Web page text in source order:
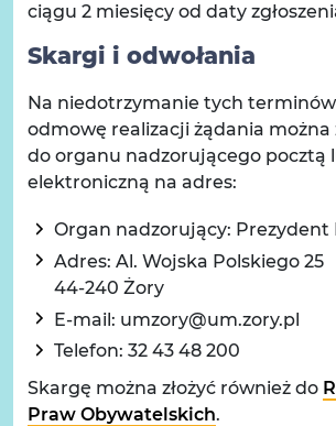
ciągu 2 miesięcy od daty
Skargi i odwołania
Na niedotrzymanie tych
odmowę realizacji żądania można
do organu nadzorującego pocztą
elektroniczną na adres:
Organ nadzorujący: Prezydent
Adres: Al. Wojska Polskiego 25
44-240 Żory
E-mail: umzory@um.zory.pl
Telefon: 32 43 48 200
Skargę można złożyć również do
Praw Obywatelskich.